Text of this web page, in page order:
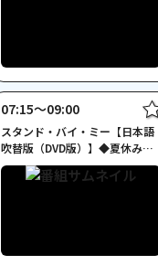
07:15〜09:00
スタンド・バイ・ミー【日本語
吹替版（DVD版）】◆夏休み！
メガヒット映画大特集◆